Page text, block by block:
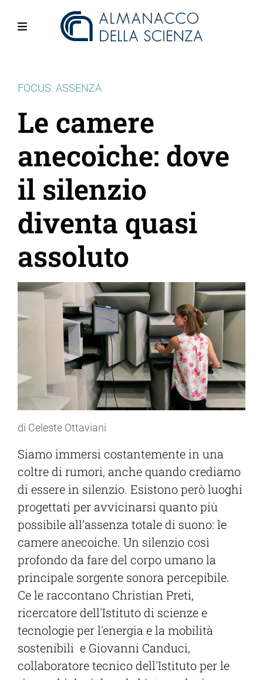
FOCUS: ASSENZA
Le camere
anecoiche: dove
il silenzio
diventa quasi
assoluto
di Celeste Ottaviani
Siamo immersi costantemente in una
coltre di rumori, anche quando crediamo
di essere in silenzio. Esistono però luoghi
progettati per avvicinarsi quanto più
possibile all’assenza totale di suono: le
camere anecoiche. Un silenzio così
profondo da fare del corpo umano la
principale sorgente sonora percepibile.
Ce le raccontano Christian Preti,
ricercatore dell'Istituto di scienze e
tecnologie per l'energia e la mobilità
sostenibili e Giovanni Canduci,
collaboratore tecnico dell'Istituto per le